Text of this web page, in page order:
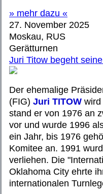
» mehr dazu «
27. November 2025
Moskau, RUS
Gerätturnen
Juri Titow begeht
Der ehemalige
(FIG) Juri TITOW wird
stand er von 1976 an
vor und wurde 1996
ein Jahr, bis 1976
Komitee an. 1991
verliehen. Die
Oklahoma City ehrte
internationalen